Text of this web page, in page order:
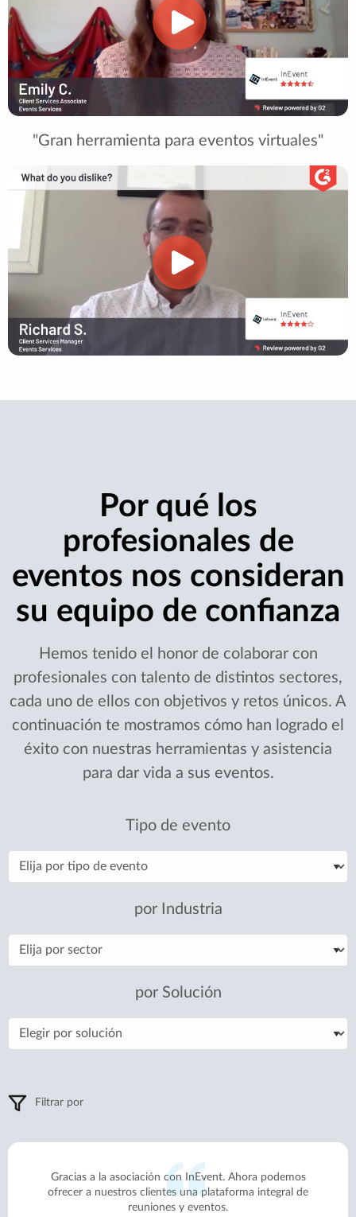
"Gran herramienta para eventos virtuales"
Por qué los
profesionales de
eventos nos consideran
su equipo de confianza
Hemos tenido el honor de colaborar con
profesionales con talento de distintos sectores,
cada uno de ellos con objetivos y retos únicos. A
continuación te mostramos cómo han logrado el
éxito con nuestras herramientas y asistencia
para dar vida a sus eventos.
Tipo de evento
por Industria
por Solución
Filtrar por
Gracias a la asociación con InEvent. Ahora podemos
ofrecer a nuestros clientes una plataforma integral de
reuniones y eventos.